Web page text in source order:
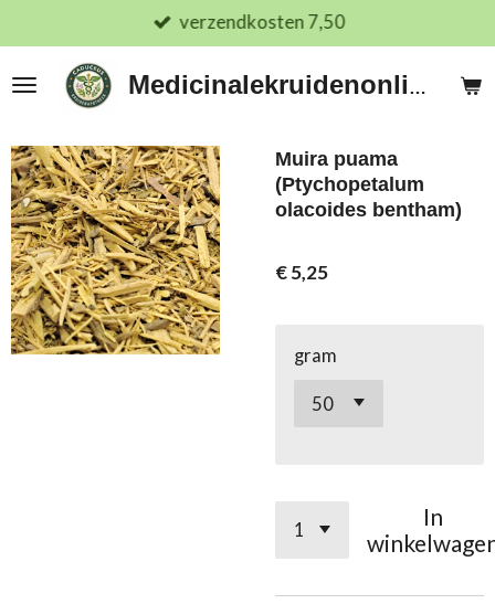
direct
naar
Medicinalekruidenonline.nl
verzendkosten 7,50
Muira puama
(Ptychopetalum
olacoides bentham)
€ 5,25
gram
In